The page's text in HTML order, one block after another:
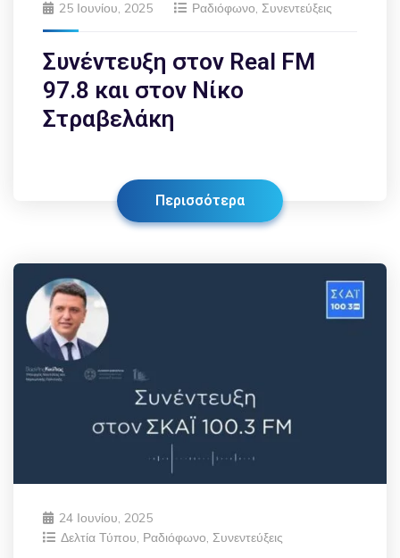
25 Ιουνίου, 2025 Ραδιόφωνο Συνεντεύξεις
Συνέντευξη στον Real FM
97.8 και στον Νίκο
Στραβελάκη
Περισσότερα
24 Ιουνίου, 2025
Δελτία Τύπου, Ραδιόφωνο, Συνεντεύξεις